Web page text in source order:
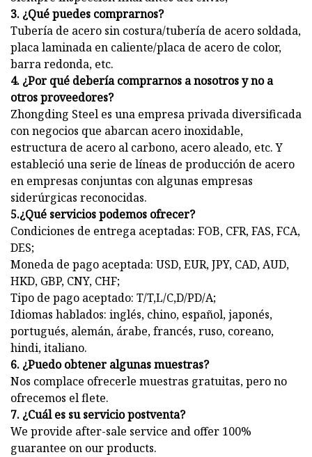
3. ¿Qué puedes comprarnos?
Tubería de acero sin costura/tubería de acero soldada,
placa laminada en caliente/placa de acero de color,
barra redonda, etc.
4. ¿Por qué debería comprarnos a nosotros y no a
otros proveedores?
Zhongding Steel es una empresa privada diversificada
con negocios que abarcan acero inoxidable,
estructura de acero al carbono, acero aleado, etc. Y
estableció una serie de líneas de producción de acero
en empresas conjuntas con algunas empresas
siderúrgicas reconocidas.
5.¿Qué servicios podemos ofrecer?
Condiciones de entrega aceptadas: FOB, CFR, FAS, FCA,
DES;
Moneda de pago aceptada: USD, EUR, JPY, CAD, AUD,
HKD, GBP, CNY, CHF;
Tipo de pago aceptado: T/T,L/C,D/PD/A;
Idiomas hablados: inglés, chino, español, japonés,
portugués, alemán, árabe, francés, ruso, coreano,
hindi, italiano.
6. ¿Puedo obtener algunas muestras?
Nos complace ofrecerle muestras gratuitas, pero no
ofrecemos el flete.
7. ¿Cuál es su servicio postventa?
We provide after-sale service and offer 100%
guarantee on our products.